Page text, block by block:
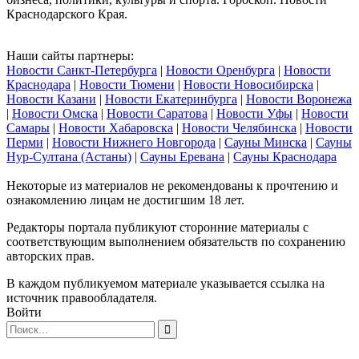
Краснодарского Края.
Наши сайты партнеры:
Новости Санкт-Петербурга | Новости Оренбурга | Новости
Краснодара | Новости Тюмени | Новости Новосибирска |
Новости Казани | Новости Екатеринбурга | Новости Воронежа
| Новости Омска | Новости Саратова | Новости Уфы | Новости
Самары | Новости Хабаровска | Новости Челябинска | Новости
Перми | Новости Нижнего Новгорода | Сауны Минска | Сауны
Нур-Султана (Астаны) | Сауны Еревана | Сауны Краснодара
Некоторые из материалов не рекомендованы к прочтению и
ознакомлению лицам не достигшим 18 лет.
Редакторы портала публикуют сторонние материалы с
соответствующим выполнением обязательств по сохранению
авторских прав.
В каждом публикуемом материале указывается ссылка на
источник правообладателя.
Войти